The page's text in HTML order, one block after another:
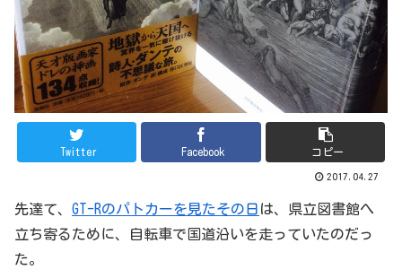
Twitter Facebook コピー
2017.04.27
先達て、 GT-Rのパトカーを見たその日 は、県立図書館へ
立ち寄るために、自転車で国道沿いを走っていたのだっ
た。